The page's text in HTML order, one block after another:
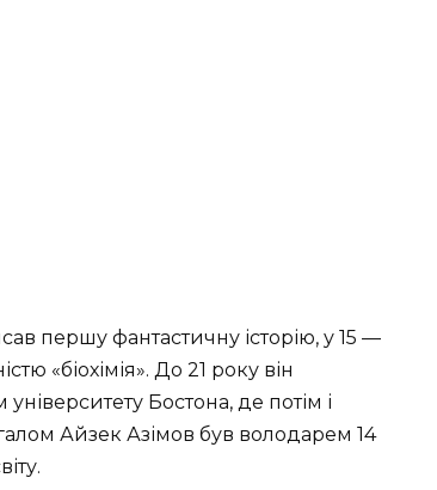
першу фантастичну історію, у 15 —
«біохімія». До 21 року він
Бостона, де потім і
Айзек Азімов був володарем 14